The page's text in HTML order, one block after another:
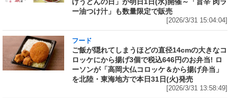
げうどんの日」が明日1日(水)開催～「旨辛 肉ラ
ー油つけ汁」も数量限定で販売
[2026/3/31 15:04:04]
フード
ご飯が隠れてしまうほどの直径14cmの大きなコ
ロッケにから揚げ3個で税込646円のお弁当! ロ
ーソンが「高岡大仏コロッケ＆から揚げ弁当」
を北陸・東海地方で本日31日(火)発売
[2026/3/31 13:58:49]